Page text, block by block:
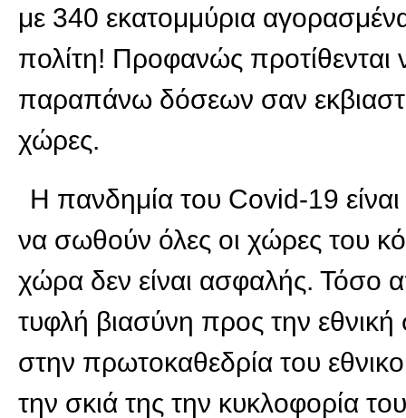
με 340 εκατομμύρια
πολίτη! Προφανώς
παραπάνω δόσεων σαν
χώρες.
Η πανδημία του Covid-19 είναι
να σωθούν όλες οι χώρες του
χώρα δεν είναι ασφαλής. Τόσο
τυφλή βιασύνη προς την
στην πρωτοκαθεδρία του
την σκιά της την κυκλοφορία